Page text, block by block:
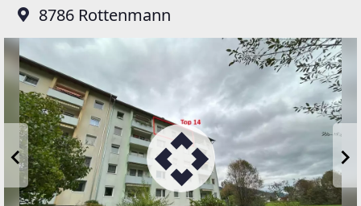
8786 Rottenmann